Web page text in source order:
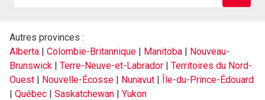
nom
Autres provinces :
Alberta | Colombie-Britannique | Manitoba | Nouveau-
Brunswick | Terre-Neuve-et-Labrador | Territoires du Nord-
Ouest | Nouvelle-Écosse | Nunavut | Île-du-Prince-Édouard
| Québec | Saskatchewan | Yukon